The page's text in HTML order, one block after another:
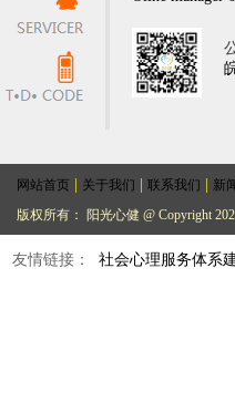
网站首页 关于我们 联系我们 新
版权所有： 阳光心健 @ Copyright
友情链接： 社会心理服务体系